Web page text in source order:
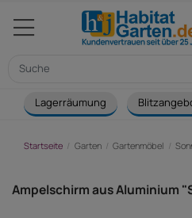
Lagerräumung
Startseite Garten Gartenmöbel
Ampelschirm aus Aluminium